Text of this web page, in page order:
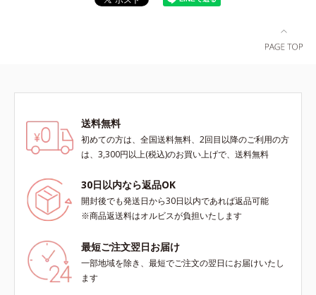
送料無料
初めての方は、全国送料無料、2回目以降のご利用の方
は、3,300円以上(税込)のお買い上げで、送料無料
30日以内なら返品OK
開封後でも発送日から30日以内であれば返品可能
※商品返送料はオルビスが負担いたします
最短ご注文翌日お届け
一部地域を除き、最短でご注文の翌日にお届けいたし
ます